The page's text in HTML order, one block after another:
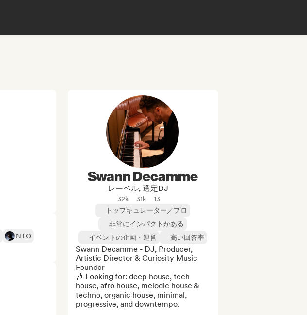
NTO
Swann Decamme
レーベル, 選定DJ
32k 31k
13
トップキュレーター／プロ
非常にインパクトがある
イベントの企画・運営
高い回答率
Swann Decamme - DJ, Producer,
Artistic Director & Curiosity Music
Founder
🎶 Looking for: deep house, tech
house, afro house, melodic house &
techno, organic house, minimal,
progressive, and downtempo.